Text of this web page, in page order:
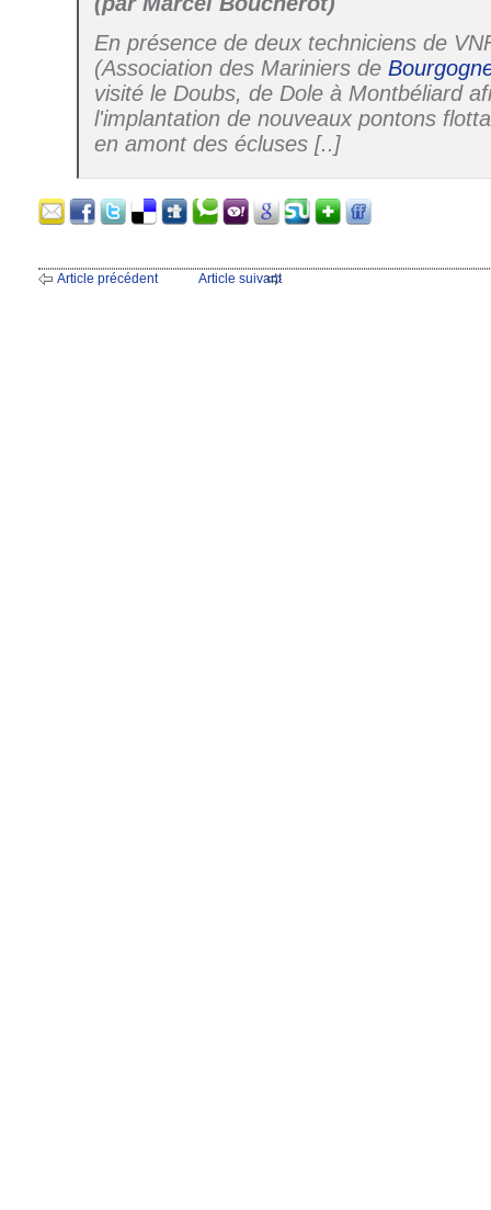
En présence de deux techniciens de
(Association des Mariniers de
visité le Doubs, de Dole à Montbéliard
l'implantation de nouveaux pontons
en amont des écluses [..]
Article précédent Article suivant